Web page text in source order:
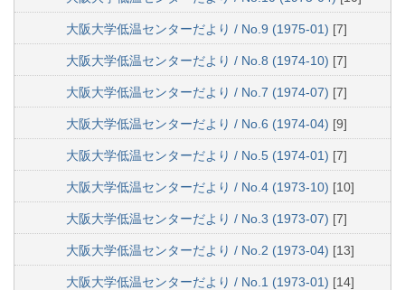
大阪大学低温センターだより / No.9 (1975-01) [7]
大阪大学低温センターだより / No.8 (1974-10) [7]
大阪大学低温センターだより / No.7 (1974-07) [7]
大阪大学低温センターだより / No.6 (1974-04) [9]
大阪大学低温センターだより / No.5 (1974-01) [7]
大阪大学低温センターだより / No.4 (1973-10) [10]
大阪大学低温センターだより / No.3 (1973-07) [7]
大阪大学低温センターだより / No.2 (1973-04) [13]
大阪大学低温センターだより / No.1 (1973-01) [14]